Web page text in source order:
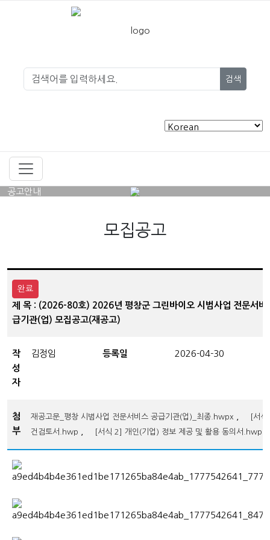
검색
공고안내
모집공고
완료
제 목 : (2026-80호) 2026년 평창군 그린바이오 시범사업 전문서비
급기관(업) 모집공고(재공고)
작
성
자
김정임 등록일 2026-04-30
첨
부
재공고문_평창 시범사업 전문서비스 공급기관(업)_최종.hwpx
[서
건검토서.hwp
[서식 2] 개인(기업) 정보 제공 및 활용 동의서.hwp